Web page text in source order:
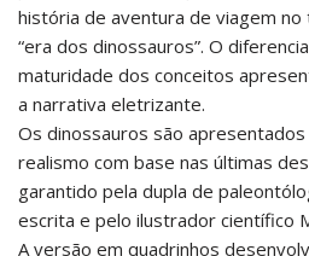
história de aventura de viagem
“era dos dinossauros”. O
maturidade dos conceitos
a narrativa eletrizante.
Os dinossauros são
realismo com base nas últimas
garantido pela dupla de
escrita e pelo ilustrador científico
A versão em quadrinhos